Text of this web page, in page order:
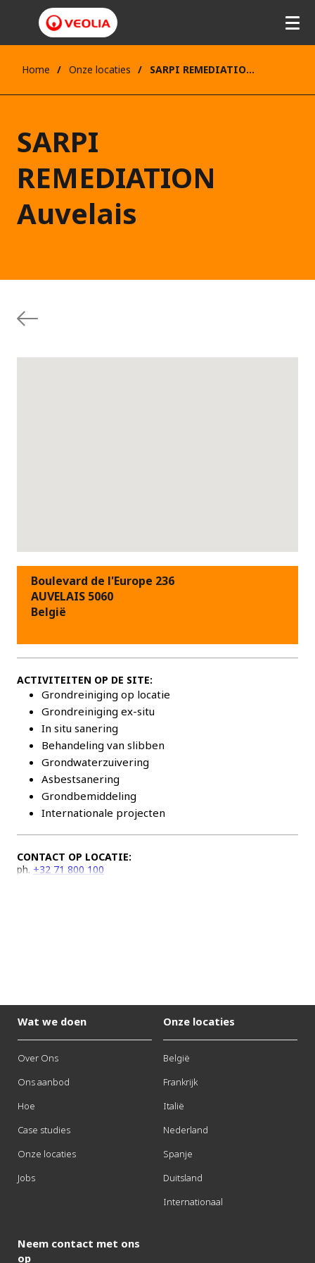
Home Onze locaties SARPI REMEDIATION Auvelais
SARPI
REMEDIATION
Auvelais
Boulevard de l'Europe 236
AUVELAIS 5060
België
ACTIVITEITEN OP DE SITE:
Grondreiniging op locatie
Grondreiniging ex-situ
In situ sanering
Behandeling van slibben
Grondwaterzuivering
Asbestsanering
Grondbemiddeling
Internationale projecten
CONTACT OP LOCATIE:
ph. +32 71 800 100
Wat we doen
Over Ons
Ons aanbod
Hoe
Case studies
Onze locaties
Jobs
Onze locaties
België
Frankrijk
Italië
Nederland
Spanje
Duitsland
Internationaal
Neem contact met ons
op